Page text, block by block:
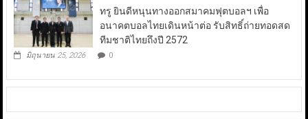
ทรู ยินดีหนุนทางออกสมาคมฟุตบอลฯ เพื่อ
อนาคตบอลไทยเดินหน้าต่อ รับสิทธิ์ถ่ายทอดสด
ทีมชาติไทยถึงปี 2572
มิถุนายน 25, 2026 0